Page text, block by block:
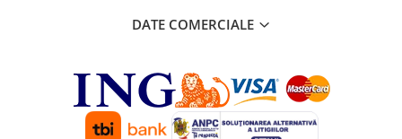
DATE COMERCIALE